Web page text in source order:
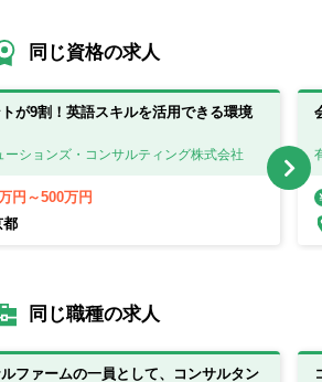
同じ資格の求人
が9割！英語スキルを活用できる環境
ーションズ・コンサルティング株式会社
円～500万円
都
同じ職種の求人
ファームの一員として、コンサルタン